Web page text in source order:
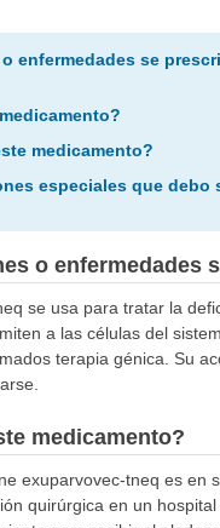
enfermedades se
medicamento?
especiales que debo
o enfermedades
se usa para tratar la
a las células del
terapia génica. Su
medicamento?
exuparvovec-tneq es
quirúrgica en un